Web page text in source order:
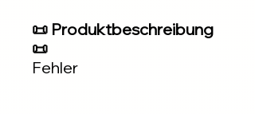
📜 Produktbeschreibung
📜
Fehler